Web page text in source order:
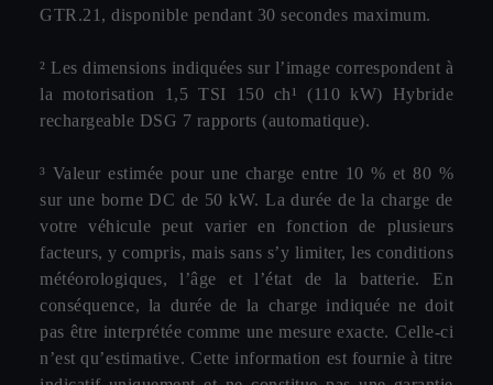
GTR.21, disponible pendant 30 secondes maximum.
² Les dimensions indiquées sur l’image correspondent à
la motorisation 1,5 TSI 150 ch¹ (110 kW) Hybride
rechargeable DSG 7 rapports (automatique).
³ Valeur estimée pour une charge entre 10 % et 80 %
sur une borne DC de 50 kW. La durée de la charge de
votre véhicule peut varier en fonction de plusieurs
facteurs, y compris, mais sans s’y limiter, les conditions
météorologiques, l’âge et l’état de la batterie. En
conséquence, la durée de la charge indiquée ne doit
pas être interprétée comme une mesure exacte. Celle-ci
n’est qu’estimative. Cette information est fournie à titre